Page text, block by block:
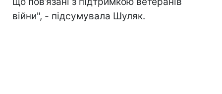
війни", - підсумувала Шуляк.